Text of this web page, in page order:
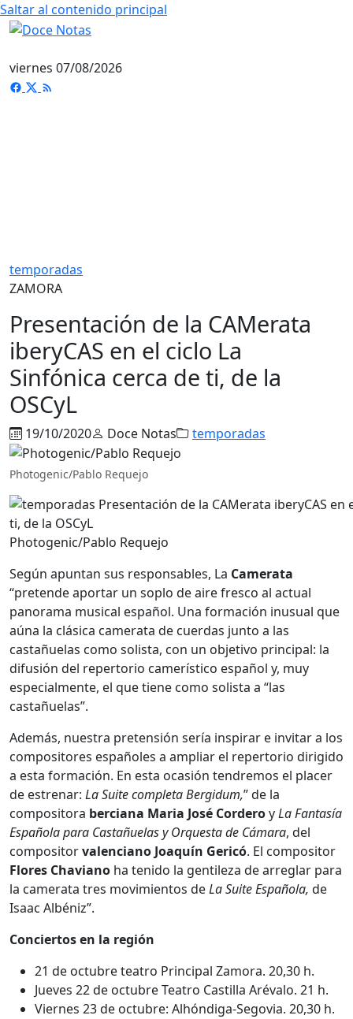
Saltar al contenido principal
viernes 07/08/2026
temporadas
ZAMORA
Presentación de la CAMerata
iberyCAS en el ciclo La
Sinfónica cerca de ti, de la
OSCyL
19/10/2020 Doce Notas temporadas
Photogenic/Pablo Requejo
Photogenic/Pablo Requejo
Según apuntan sus responsables, La Camerata
“pretende aportar un soplo de aire fresco al actual
panorama musical español. Una formación inusual que
aúna la clásica camerata de cuerdas junto a las
castañuelas como solista, con un objetivo principal: la
difusión del repertorio camerístico español y, muy
especialmente, el que tiene como solista a “las
castañuelas”.
Además, nuestra pretensión sería inspirar e invitar a los
compositores españoles a ampliar el repertorio dirigido
a esta formación. En esta ocasión tendremos el placer
de estrenar: La Suite completa Bergidum,” de la
compositora berciana Maria José CorderoyLa Fantasía
Española para Castañuelas y Orquesta de Cámara, del
compositorvalenciano Joaquín Gericó. El compositor
Flores Chaviano ha tenido la gentileza de arreglar para
la camerata tres movimientos deLa Suite Española, de
Isaac Albéniz”.
Conciertos en la región
21 de octubre teatro Principal Zamora. 20,30 h.
Jueves 22 de octubre Teatro Castilla Arévalo. 21 h.
Viernes 23 de octubre: Alhóndiga-Segovia. 20,30 h.